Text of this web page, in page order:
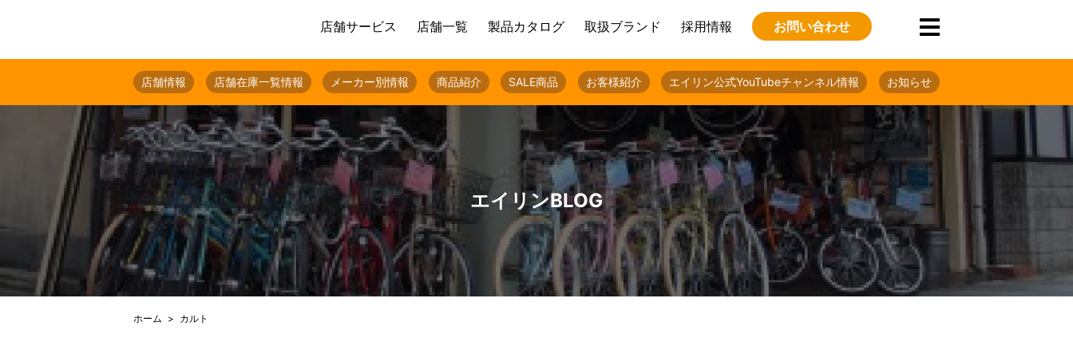
店舗サービス 店舗一覧 製品カタログ 取扱ブランド 採用情報 お問い合わせ
店舗情報 店舗在庫一覧情報 メーカー別情報 商品紹介 SALE商品 お客様紹介 エイリン公式YouTubeチャンネル情報 お知らせ
エイリンBLOG
ホーム カルト